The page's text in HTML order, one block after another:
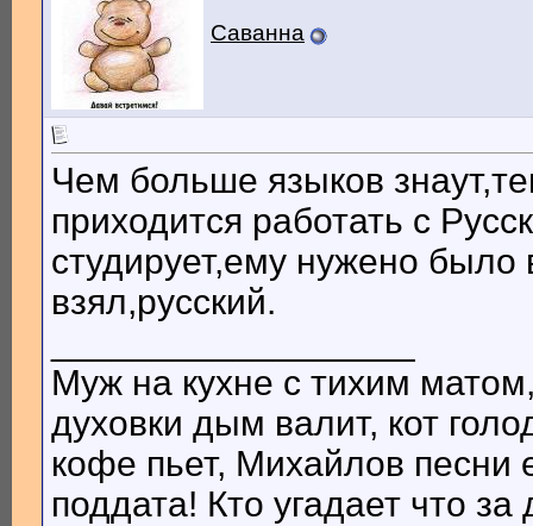
Саванна
Чем больше языков
приходится работать с
студирует,ему нужено
взял,русский.
Муж на кухне с тихим
духовки дым валит, кот
кофе пьет, Михайлов песни
поддата! Кто угадает что за